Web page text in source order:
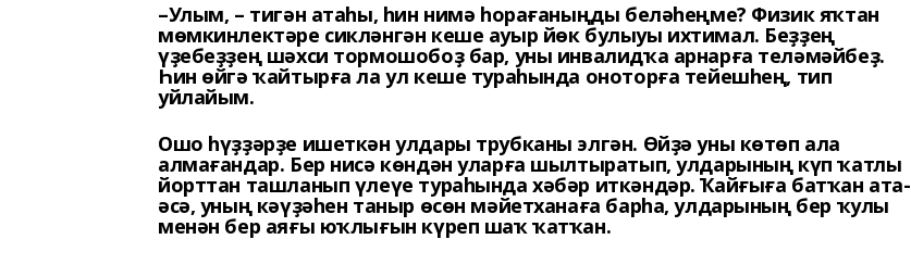
–Улым, – тигән атаһы, һин нимә һорағаныңды беләһеңме? Физик яҡтан
мөмкинлектәре сикләнгән кеше ауыр йөк булыуы ихтимал. Беҙҙең
үҙебеҙҙең шәхси тормошобоҙ бар, уны инвалидҡа арнарға теләмәйбеҙ.
Һин өйгә ҡайтырға ла ул кеше тураһында оноторға тейешһең, тип
уйлайым.
Ошо һүҙҙәрҙе ишеткән улдары трубканы элгән. Өйҙә уны көтөп ала
алмағандар. Бер нисә көндән уларға шылтыратып, улдарының күп ҡатлы
йорттан ташланып үлеүе тураһында хәбәр иткәндәр. Ҡайғыға батҡан ата-
әсә, уның кәүҙәһен таныр өсөн мәйетханаға барһа, улдарының бер ҡулы
менән бер аяғы юҡлығын күреп шаҡ ҡатҡан.